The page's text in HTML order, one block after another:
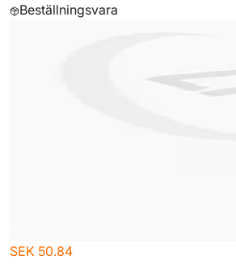
Beställningsvara
SEK 50.84